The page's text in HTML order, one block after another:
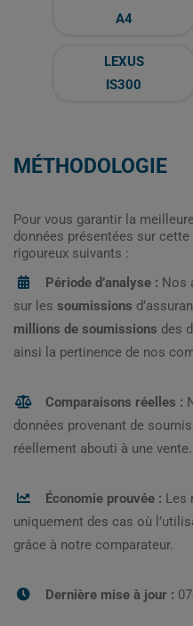
A4
LEXUS
IS300
MÉTHODOLOGIE
Pour vous garantir la
données présentées sur
rigoureux suivants :
Période d’analyse : Nos
sur les soumissions
millions de soumissions des
ainsi la pertinence de nos
Comparaisons réelles :
données provenant de
réellement abouti à une vente.
Économie prouvée : Les
uniquement des cas où
grâce à notre comparateur.
Dernière mise à jour :